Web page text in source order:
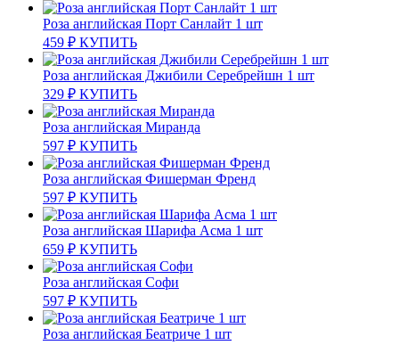
Роза английская Порт Санлайт 1 шт
459 ₽ КУПИТЬ
Роза английская Джибили Серебрейшн 1 шт
329 ₽ КУПИТЬ
Роза английская Миранда
597 ₽ КУПИТЬ
Роза английская Фишерман Френд
597 ₽ КУПИТЬ
Роза английская Шарифа Асма 1 шт
659 ₽ КУПИТЬ
Роза английская Софи
597 ₽ КУПИТЬ
Роза английская Беатриче 1 шт